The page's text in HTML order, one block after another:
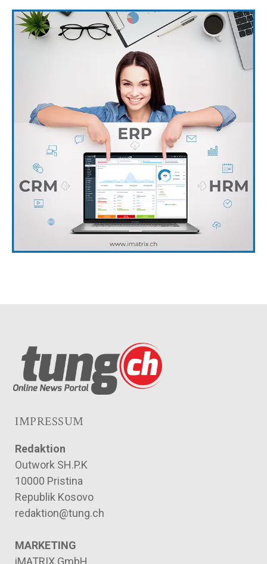
IMPRESSUM
Redaktion
Outwork SH.P.K
10000 Pristina
Republik Kosovo
redaktion@tung.ch
MARKETING
iMATRIX GmbH